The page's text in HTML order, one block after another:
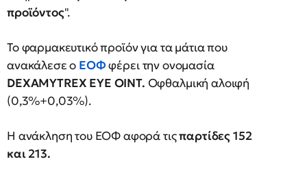
προϊόντος".
Το φαρμακευτικό προϊόν για τα μάτια που
ανακάλεσε ο ΕΟΦφέρει την ονομασία
DEXAMYTREX EYE OINT. Οφθαλμική αλοιφή
(0,3%+0,03%).
Η ανάκληση του ΕΟΦ αφορά τιςπαρτίδες 152
και 213.